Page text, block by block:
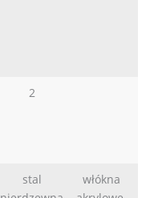
2
stal
włókna